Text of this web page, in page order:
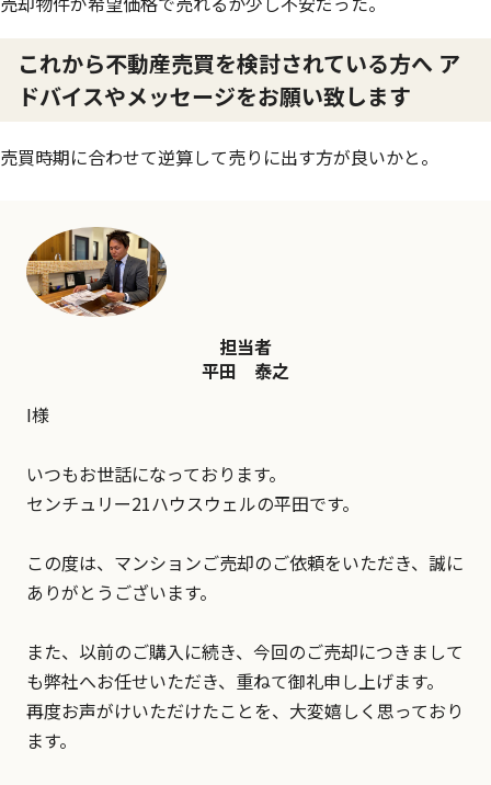
これから不動産売買を検討されている方へ ア
ドバイスやメッセージをお願い致します
売買時期に合わせて逆算して売りに出す方が良いかと。
担当者
平田 泰之
I様
いつもお世話になっております。
センチュリー21ハウスウェルの平田です。
この度は、マンションご売却のご依頼をいただき、誠に
ありがとうございます。
また、以前のご購入に続き、今回のご売却につきまして
も弊社へお任せいただき、重ねて御礼申し上げます。
再度お声がけいただけたことを、大変嬉しく思っており
ます。